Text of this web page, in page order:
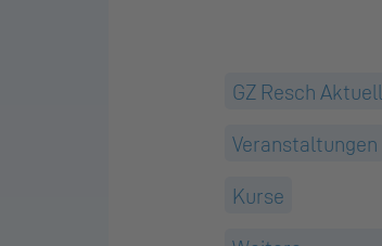
GZ Resch Aktuell
Veranstaltungen
Kurse